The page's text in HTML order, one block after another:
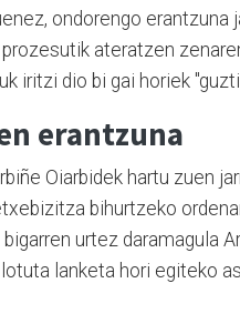
ondorengo erantzuna
ateratzen
iritzi dio bi gai horiek
erantzuna
Oiarbidek hartu zuen
bihurtzeko
urtez daramagula
lanketa hori egiteko